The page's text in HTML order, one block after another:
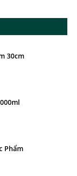
30cm
Phẩm